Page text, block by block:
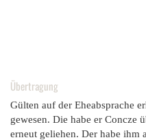
Übertragung
Gülten auf der Eheabsprache
gewesen. Die habe er Concze
erneut geliehen. Der habe ihm